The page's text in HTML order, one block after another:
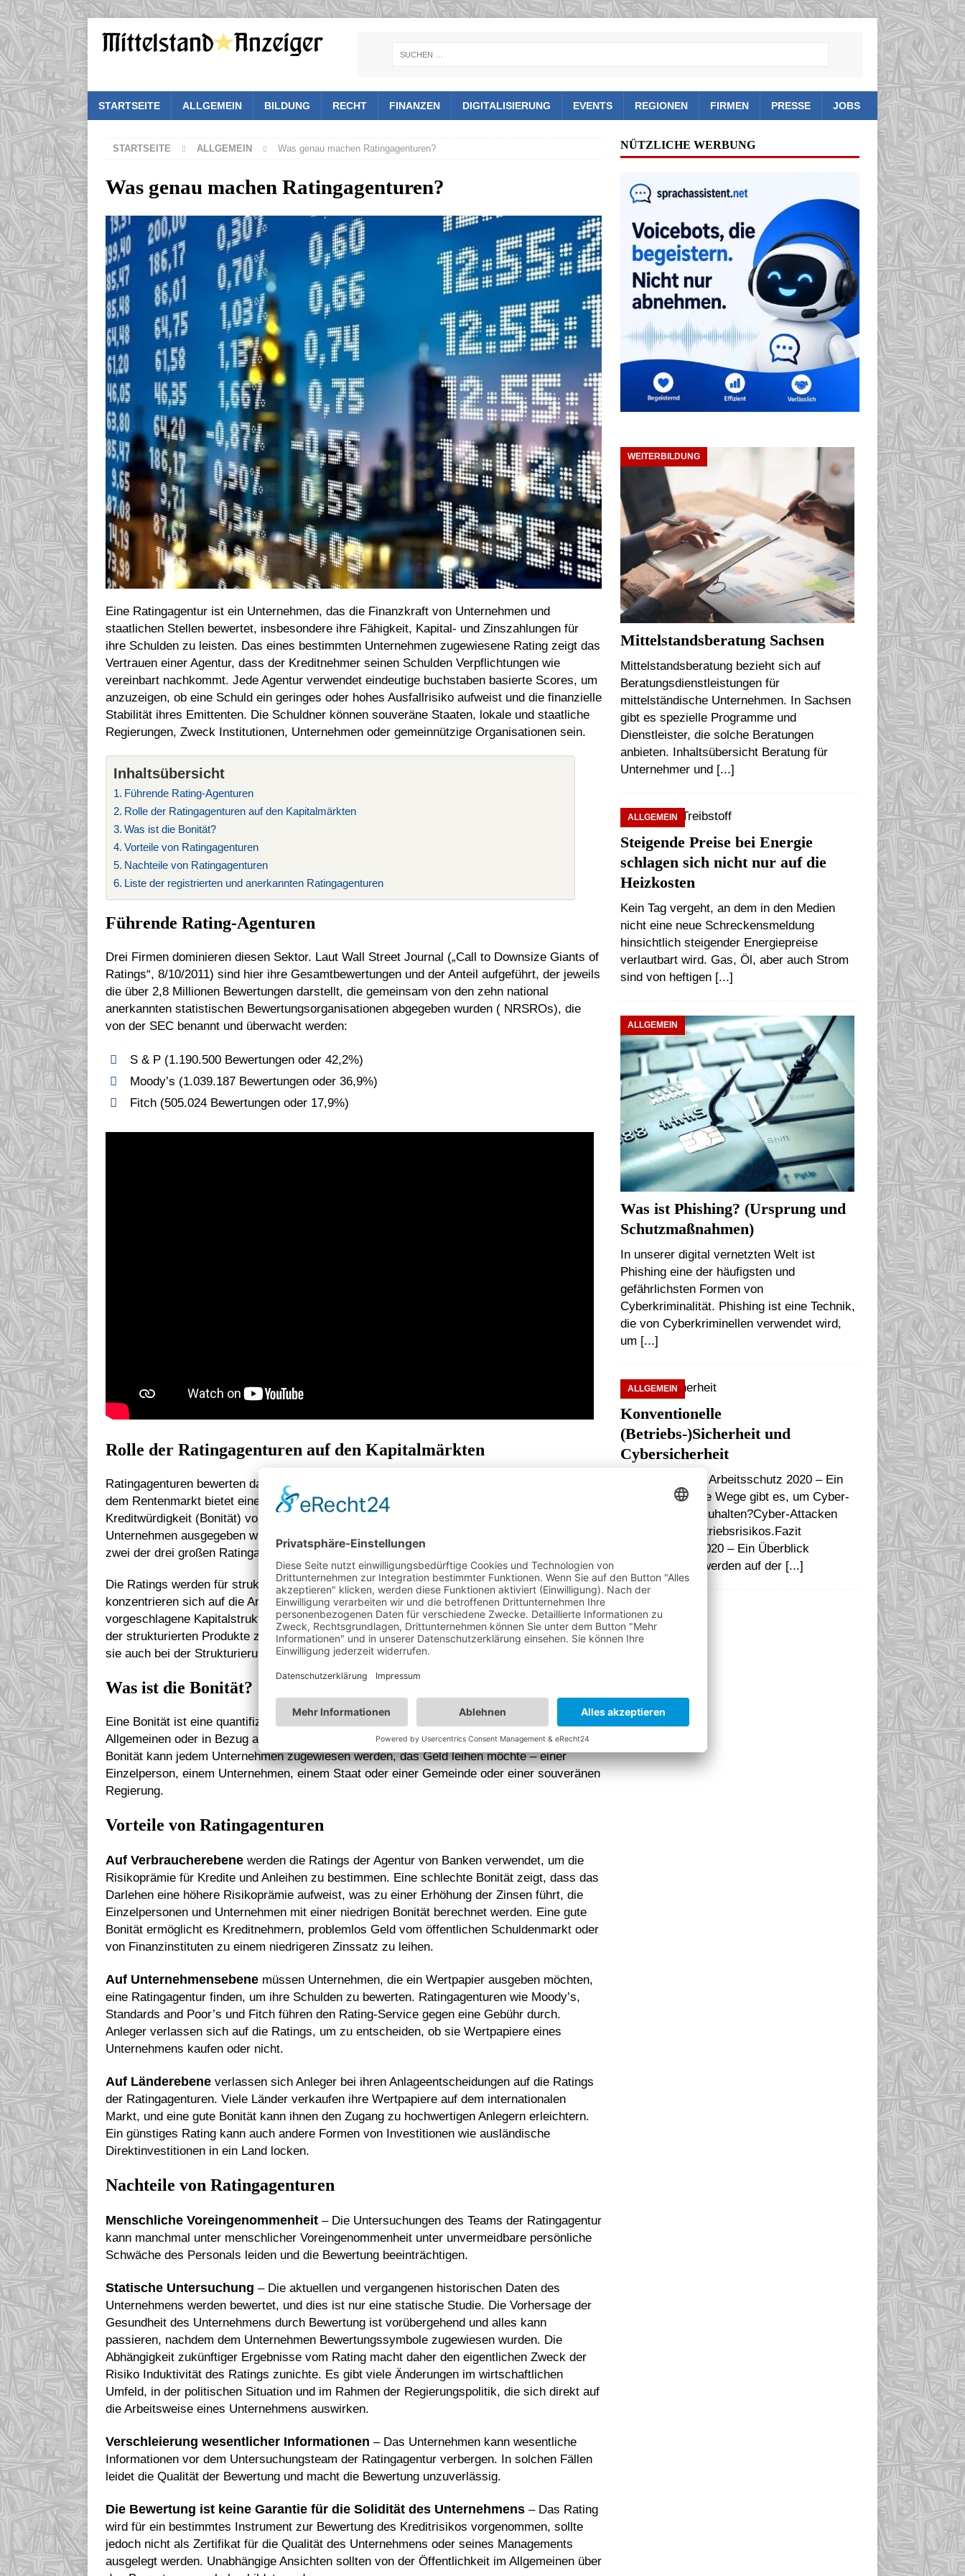
STARTSEITE ALLGEMEIN BILDUNG RECHT FINANZEN DIGITALISIERUNG EVENTS REGIONEN FIRMEN PRESSE JOBS
STARTSEITE ALLGEMEIN Was genau machen Ratingagenturen?
Was genau machen Ratingagenturen?
Eine Ratingagentur ist ein Unternehmen, das die Finanzkraft von Unternehmen und
staatlichen Stellen bewertet, insbesondere ihre Fähigkeit, Kapital- und Zinszahlungen für
ihre Schulden zu leisten. Das eines bestimmten Unternehmen zugewiesene Rating zeigt das
Vertrauen einer Agentur, dass der Kreditnehmer seinen Schulden Verpflichtungen wie
vereinbart nachkommt. Jede Agentur verwendet eindeutige buchstaben basierte Scores, um
anzuzeigen, ob eine Schuld ein geringes oder hohes Ausfallrisiko aufweist und die finanzielle
Stabilität ihres Emittenten. Die Schuldner können souveräne Staaten, lokale und staatliche
Regierungen, Zweck Institutionen, Unternehmen oder gemeinnützige Organisationen sein.
Inhaltsübersicht
Führende Rating-Agenturen
Rolle der Ratingagenturen auf den Kapitalmärkten
Was ist die Bonität?
Vorteile von Ratingagenturen
Nachteile von Ratingagenturen
Liste der registrierten und anerkannten Ratingagenturen
Führende Rating-Agenturen
Drei Firmen dominieren diesen Sektor. Laut Wall Street Journal („Call to Downsize Giants of
Ratings“, 8/10/2011) sind hier ihre Gesamtbewertungen und der Anteil aufgeführt, der jeweils
die über 2,8 Millionen Bewertungen darstellt, die gemeinsam von den zehn national
anerkannten statistischen Bewertungsorganisationen abgegeben wurden ( NRSROs), die
von der SEC benannt und überwacht werden:
S & P (1.190.500 Bewertungen oder 42,2%)
Moody’s (1.039.187 Bewertungen oder 36,9%)
Fitch (505.024 Bewertungen oder 17,9%)
Rolle der Ratingagenturen auf den Kapitalmärkten
Ratingagenturen bewerten das Kreditrisiko bestimmter Schuldtitel und der Kreditnehmer. Auf
dem Rentenmarkt bietet eine Ratingagentur eine unabhängige Bewertung der
Kreditwürdigkeit (Bonität) von Schuldverschreibungen an, die von Regierungen und
Unternehmen ausgegeben wurden. Große Anleiheemittenten erhalten Ratings von einer oder
zwei der drei großen Ratingagenturen.
Die Ratings werden für strukturierte Finanztransaktionen verwendet. Ratingagenturen
konzentrieren sich auf die Art des Pools, der dem Wertpapier zugrunde liegt und auf die
vorgeschlagene Kapitalstruktur zur Bewertung strukturierter Finanzprodukte. Die Emittenten
der strukturierten Produkte zahlen Ratingagenturen, um sie nicht nur zu bewerten, sondern
sie auch bei der Strukturierung zu beraten.
Was ist die Bonität?
Eine Bonität ist eine quantifizierte Beurteilung der Kreditwürdigkeit eines Kreditnehmers im
Allgemeinen oder in Bezug auf eine bestimmte Schuld oder finanzielle Verpflichtung. Eine
Bonität kann jedem Unternehmen zugewiesen werden, das Geld leihen möchte – einer
Einzelperson, einem Unternehmen, einem Staat oder einer Gemeinde oder einer souveränen
Regierung.
Vorteile von Ratingagenturen
Auf Verbraucherebene werden die Ratings der Agentur von Banken verwendet, um die
Risikoprämie für Kredite und Anleihen zu bestimmen. Eine schlechte Bonität zeigt, dass das
Darlehen eine höhere Risikoprämie aufweist, was zu einer Erhöhung der Zinsen führt, die
Einzelpersonen und Unternehmen mit einer niedrigen Bonität berechnet werden. Eine gute
Bonität ermöglicht es Kreditnehmern, problemlos Geld vom öffentlichen Schuldenmarkt oder
von Finanzinstituten zu einem niedrigeren Zinssatz zu leihen.
Auf Unternehmensebene müssen Unternehmen, die ein Wertpapier ausgeben möchten,
eine Ratingagentur finden, um ihre Schulden zu bewerten. Ratingagenturen wie Moody’s,
Standards and Poor’s und Fitch führen den Rating-Service gegen eine Gebühr durch.
Anleger verlassen sich auf die Ratings, um zu entscheiden, ob sie Wertpapiere eines
Unternehmens kaufen oder nicht.
Auf Länderebene verlassen sich Anleger bei ihren Anlageentscheidungen auf die Ratings
der Ratingagenturen. Viele Länder verkaufen ihre Wertpapiere auf dem internationalen
Markt, und eine gute Bonität kann ihnen den Zugang zu hochwertigen Anlegern erleichtern.
Ein günstiges Rating kann auch andere Formen von Investitionen wie ausländische
Direktinvestitionen in ein Land locken.
Nachteile von Ratingagenturen
Menschliche Voreingenommenheit – Die Untersuchungen des Teams der Ratingagentur
kann manchmal unter menschlicher Voreingenommenheit unter unvermeidbare persönliche
Schwäche des Personals leiden und die Bewertung beeinträchtigen.
Statische Untersuchung – Die aktuellen und vergangenen historischen Daten des
Unternehmens werden bewertet, und dies ist nur eine statische Studie. Die Vorhersage der
Gesundheit des Unternehmens durch Bewertung ist vorübergehend und alles kann
passieren, nachdem dem Unternehmen Bewertungssymbole zugewiesen wurden. Die
Abhängigkeit zukünftiger Ergebnisse vom Rating macht daher den eigentlichen Zweck der
Risiko Induktivität des Ratings zunichte. Es gibt viele Änderungen im wirtschaftlichen
Umfeld, in der politischen Situation und im Rahmen der Regierungspolitik, die sich direkt auf
die Arbeitsweise eines Unternehmens auswirken.
Verschleierung wesentlicher Informationen – Das Unternehmen kann wesentliche
Informationen vor dem Untersuchungsteam der Ratingagentur verbergen. In solchen Fällen
leidet die Qualität der Bewertung und macht die Bewertung unzuverlässig.
Die Bewertung ist keine Garantie für die Solidität des Unternehmens – Das Rating
wird für ein bestimmtes Instrument zur Bewertung des Kreditrisikos vorgenommen, sollte
jedoch nicht als Zertifikat für die Qualität des Unternehmens oder seines Managements
ausgelegt werden. Unabhängige Ansichten sollten von der Öffentlichkeit im Allgemeinen über
NÜTZLICHE WERBUNG
WEITERBILDUNG
Mittelstandsberatung Sachsen
Mittelstandsberatung bezieht sich auf
Beratungsdienstleistungen für
mittelständische Unternehmen. In Sachsen
gibt es spezielle Programme und
Dienstleister, die solche Beratungen
anbieten. Inhaltsübersicht Beratung für
Unternehmer und [...]
ALLGEMEIN
Steigende Preise bei Energie
schlagen sich nicht nur auf die
Heizkosten
Kein Tag vergeht, an dem in den Medien
nicht eine neue Schreckensmeldung
hinsichtlich steigender Energiepreise
verlautbart wird. Gas, Öl, aber auch Strom
sind von heftigen [...]
ALLGEMEIN
Was ist Phishing? (Ursprung und
Schutzmaßnahmen)
In unserer digital vernetzten Welt ist
Phishing eine der häufigsten und
gefährlichsten Formen von
Cyberkriminalität. Phishing ist eine Technik,
die von Cyberkriminellen verwendet wird,
um [...]
ALLGEMEIN
Konventionelle
(Betriebs-)Sicherheit und
Cybersicherheit
Inhaltsübersicht Arbeitsschutz 2020 – Ein
ÜberblickWelche Wege gibt es, um Cyber-
Angriffen standzuhalten?Cyber-Attacken
sind Teil des Betriebsrisikos.Fazit
Arbeitsschutz 2020 – Ein Überblick
Cyberattacken werden auf der [...]